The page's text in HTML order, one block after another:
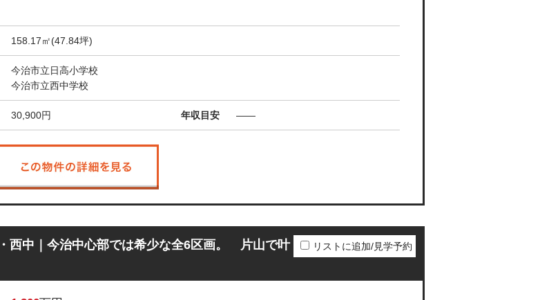
158.17㎡(47.84坪)
今治市立日高小学校
今治市立西中学校
30,900円 年収目安 ——
西中｜今治中心部では希少な全6区画。 片山で叶
リストに追加/見学予約